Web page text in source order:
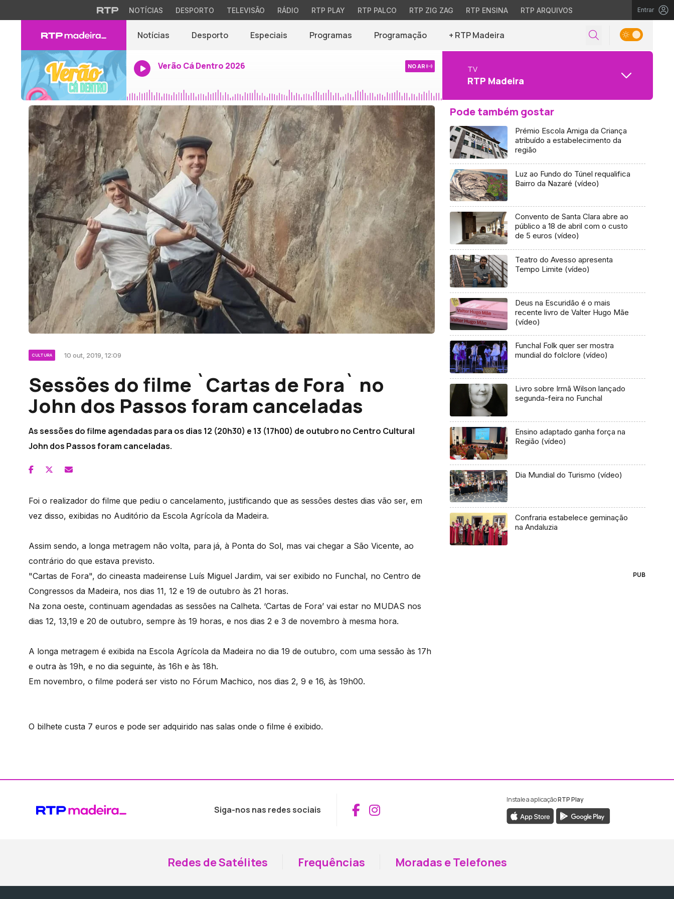
NOTÍCIAS DESPORTO TELEVISÃO RÁDIO RTP PLAY RTP PALCO RTP ZIG ZAG RTP ENSINA RTP ARQUIVOS Entrar
Notícias Desporto Especiais Programas Programação + RTP Madeira
Verão Cá Dentro 2026 NO AR TV
RTP Madeira
CULTURA 10 out, 2019, 12:09
Sessões do filme `Cartas de Fora` no
John dos Passos foram canceladas
As sessões do filme agendadas para os dias 12 (20h30) e 13 (17h00) de outubro no Centro Cultural
John dos Passos foram canceladas.
Foi o realizador do filme que pediu o cancelamento, justificando que as sessões destes dias vão ser, em
vez disso, exibidas no Auditório da Escola Agrícola da Madeira.
Assim sendo, a longa metragem não volta, para já, à Ponta do Sol, mas vai chegar a São Vicente, ao
contrário do que estava previsto.
"Cartas de Fora", do cineasta madeirense Luís Miguel Jardim, vai ser exibido no Funchal, no Centro de
Congressos da Madeira, nos dias 11, 12 e 19 de outubro às 21 horas.
Na zona oeste, continuam agendadas as sessões na Calheta. ‘Cartas de Fora’ vai estar no MUDAS nos
dias 12, 13,19 e 20 de outubro, sempre às 19 horas, e nos dias 2 e 3 de novembro à mesma hora.
A longa metragem é exibida na Escola Agrícola da Madeira no dia 19 de outubro, com uma sessão às 17h
e outra às 19h, e no dia seguinte, às 16h e às 18h.
Em novembro, o filme poderá ser visto no Fórum Machico, nos dias 2, 9 e 16, às 19h00.
O bilhete custa 7 euros e pode ser adquirido nas salas onde o filme é exibido.
Pode também gostar
Prémio Escola Amiga da Criança
atribuído a estabelecimento da
região
Luz ao Fundo do Túnel requalifica
Bairro da Nazaré (vídeo)
Convento de Santa Clara abre ao
público a 18 de abril com o custo
de 5 euros (vídeo)
Teatro do Avesso apresenta
Tempo Limite (vídeo)
Deus na Escuridão é o mais
recente livro de Valter Hugo Mãe
(vídeo)
Funchal Folk quer ser mostra
mundial do folclore (vídeo)
Livro sobre Irmã Wilson lançado
segunda-feira no Funchal
Ensino adaptado ganha força na
Região (vídeo)
Dia Mundial do Turismo (vídeo)
Confraria estabelece geminação
na Andaluzia
PUB
Siga-nos nas redes sociais Aceder ao Facebook da RTP Madeira
Aceder ao Instagram da RTP Madeira
Instale a aplicaçãoRTP Play
Redes de Satélites Frequências Moradas e Telefones